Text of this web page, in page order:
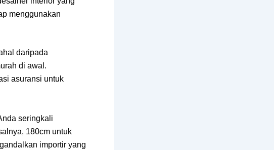
menggunakan
daripada
di awal.
asuransi untuk
seringkali
180cm untuk
importir yang